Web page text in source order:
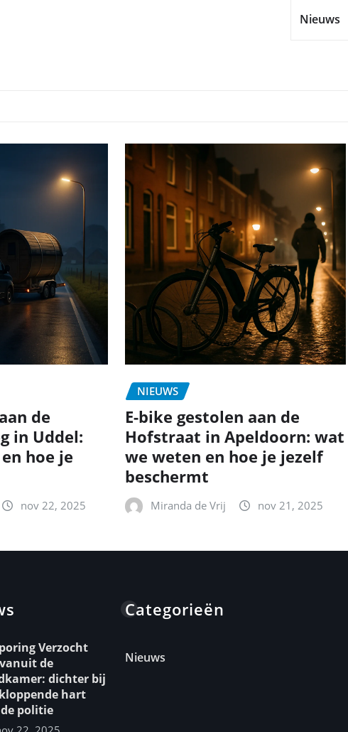
Nieuws
de
in Uddel:
hoe je
nov 22, 2025
NIEUWS
E-bike gestolen aan de
Hofstraat in Apeldoorn: wat
we weten en hoe je jezelf
beschermt
Miranda de Vrij nov 21, 2025
Verzocht
de
dichter bij
hart
politie
Categorieën
Nieuws